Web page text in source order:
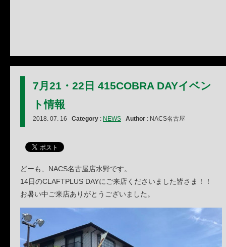
7月21・22日 415COBRA DAYイベン
ト情報
2018. 07. 16 Category : NEWS Author : NACS名古屋
どーも、NACS名古屋店水野です。
14日のCLAFTPLUS DAYにご来店くださいました皆さま！！
お暑い中ご来店ありがとうございました。